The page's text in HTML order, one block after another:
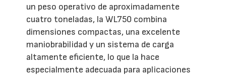
un peso operativo de aproximadamente
cuatro toneladas, la WL750 combina
dimensiones compactas, una excelente
maniobrabilidad y un sistema de carga
altamente eficiente, lo que la hace
especialmente adecuada para aplicaciones